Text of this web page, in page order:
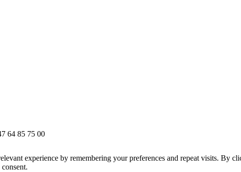
64 85 75 00
experience by remembering your preferences and repeat visits. By